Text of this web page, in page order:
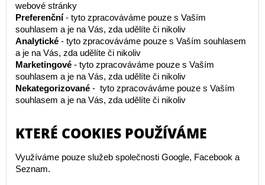
webové stránky
Preferenční- tyto zpracováváme pouze s Vaším
souhlasem a je na Vás, zda udělíte či nikoliv
Analytické - tyto zpracováváme pouze s Vaším souhlasem
a je na Vás, zda udělíte či nikoliv
Marketingové - tyto zpracováváme pouze s Vaším
souhlasem a je na Vás, zda udělíte či nikoliv
Nekategorizované - tyto zpracováváme pouze s Vaším
souhlasem a je na Vás, zda udělíte či nikoliv
KTERÉ COOKIES POUŽÍVÁME
Využíváme pouze služeb společnosti Google, Facebook a
Seznam.